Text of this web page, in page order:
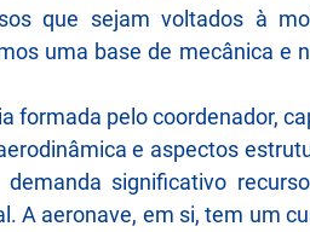
que sejam voltados à
uma base de mecânica e
formada pelo coordenador,
e aspectos
significativo
A aeronave, em si, tem um